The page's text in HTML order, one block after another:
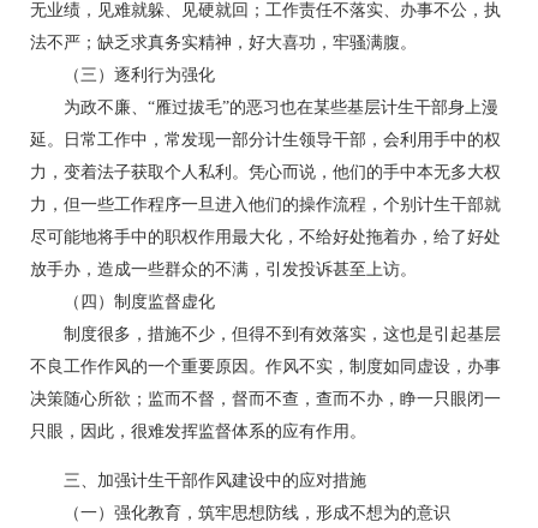
无业绩，见难就躲、见硬就回；工作责任不落实、办事不公，执
法不严；缺乏求真务实精神，好大喜功，牢骚满腹。
（三）逐利行为强化
为政不廉、“雁过拔毛”的恶习也在某些基层计生干部身上漫
延。日常工作中，常发现一部分计生领导干部，会利用手中的权
力，变着法子获取个人私利。凭心而说，他们的手中本无多大权
力，但一些工作程序一旦进入他们的操作流程，个别计生干部就
尽可能地将手中的职权作用最大化，不给好处拖着办，给了好处
放手办，造成一些群众的不满，引发投诉甚至上访。
（四）制度监督虚化
制度很多，措施不少，但得不到有效落实，这也是引起基层
不良工作作风的一个重要原因。作风不实，制度如同虚设，办事
决策随心所欲；监而不督，督而不查，查而不办，睁一只眼闭一
只眼，因此，很难发挥监督体系的应有作用。
三、加强计生干部作风建设中的应对措施
（一）强化教育，筑牢思想防线，形成不想为的意识